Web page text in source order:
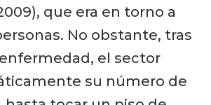
que era en torno a
No obstante, tras
el sector
su número de